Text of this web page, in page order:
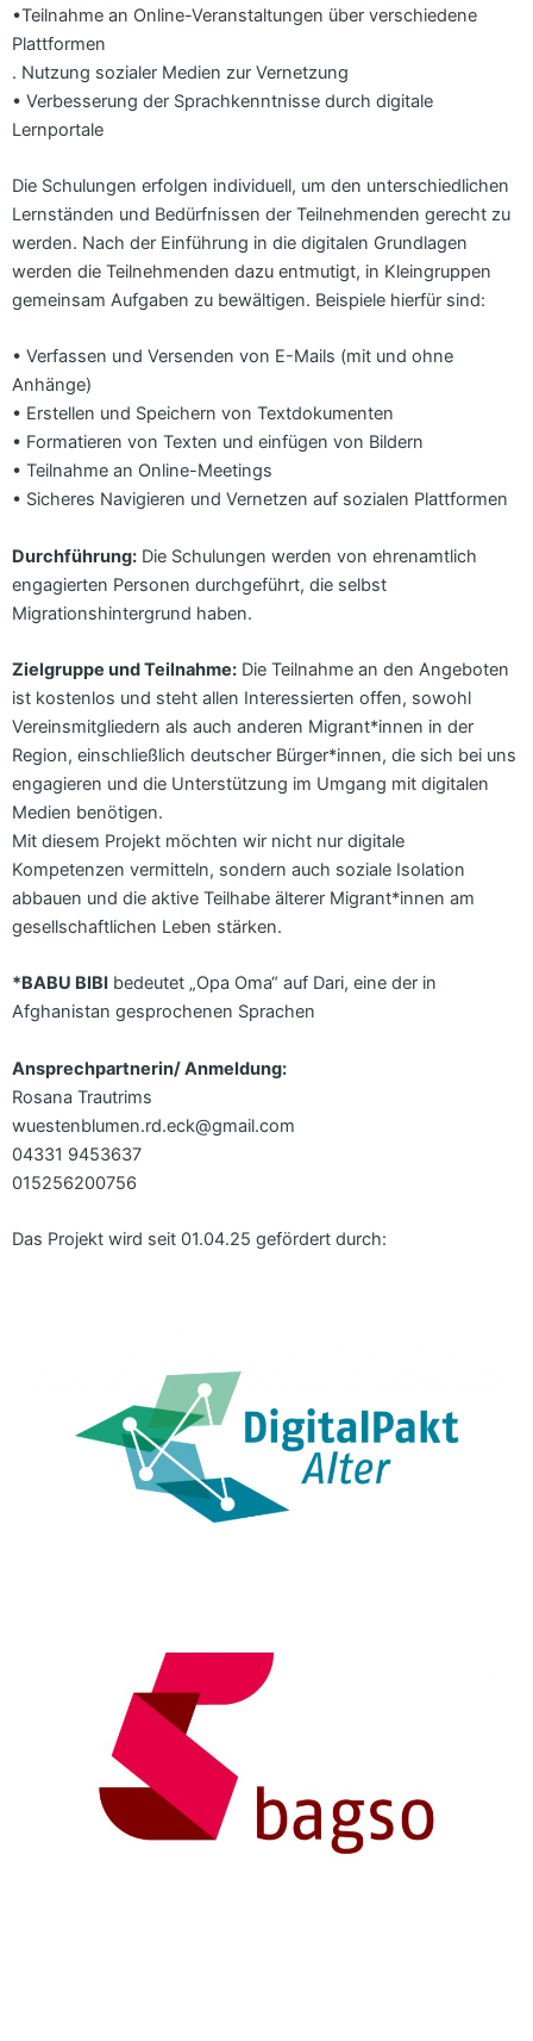
•Teilnahme an Online-Veranstaltungen über verschiedene
Plattformen
. Nutzung sozialer Medien zur Vernetzung
• Verbesserung der Sprachkenntnisse durch digitale
Lernportale
Die Schulungen erfolgen individuell, um den unterschiedlichen
Lernständen und Bedürfnissen der Teilnehmenden gerecht zu
werden. Nach der Einführung in die digitalen Grundlagen
werden die Teilnehmenden dazu entmutigt, in Kleingruppen
gemeinsam Aufgaben zu bewältigen. Beispiele hierfür sind:
• Verfassen und Versenden von E-Mails (mit und ohne
Anhänge)
• Erstellen und Speichern von Textdokumenten
• Formatieren von Texten und einfügen von Bildern
• Teilnahme an Online-Meetings
• Sicheres Navigieren und Vernetzen auf sozialen Plattformen
Durchführung: Die Schulungen werden von ehrenamtlich
engagierten Personen durchgeführt, die selbst
Migrationshintergrund haben.
Zielgruppe und Teilnahme: Die Teilnahme an den Angeboten
ist kostenlos und steht allen Interessierten offen, sowohl
Vereinsmitgliedern als auch anderen Migrant*innen in der
Region, einschließlich deutscher Bürger*innen, die sich bei uns
engagieren und die Unterstützung im Umgang mit digitalen
Medien benötigen.
Mit diesem Projekt möchten wir nicht nur digitale
Kompetenzen vermitteln, sondern auch soziale Isolation
abbauen und die aktive Teilhabe älterer Migrant*innen am
gesellschaftlichen Leben stärken.
*BABU BIBI bedeutet „Opa Oma“ auf Dari, eine der in
Afghanistan gesprochenen Sprachen
Ansprechpartnerin/ Anmeldung:
Rosana Trautrims
wuestenblumen.rd.eck@gmail.com
04331 9453637
015256200756
Das Projekt wird seit 01.04.25 gefördert durch: